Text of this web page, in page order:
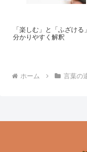
「楽しむ」と「ふざける
分かりやすく解釈
ホーム 言葉の